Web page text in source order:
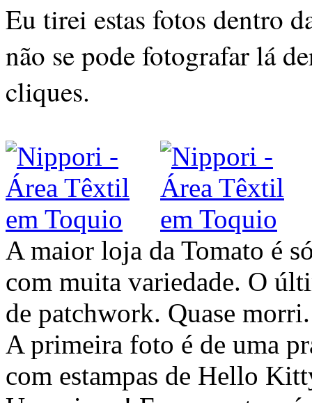
Eu tirei estas fotos dentro
não se pode fotografar lá
cliques.
A maior loja da Tomato é
com muita variedade. O
de patchwork. Quase morri.
A primeira foto é de uma
com estampas de Hello